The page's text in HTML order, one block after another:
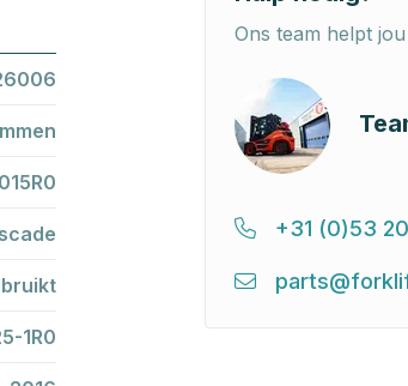
Ons team helpt
+31 (0)53
1R0